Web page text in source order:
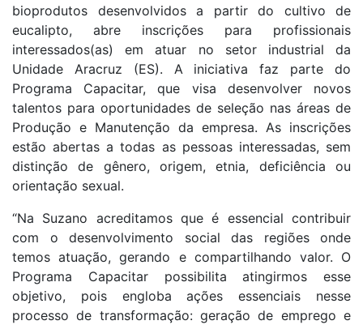
bioprodutos desenvolvidos a partir do cultivo de
eucalipto, abre inscrições para profissionais
interessados(as) em atuar no setor industrial da
Unidade Aracruz (ES). A iniciativa faz parte do
Programa Capacitar, que visa desenvolver novos
talentos para oportunidades de seleção nas áreas de
Produção e Manutenção da empresa. As inscrições
estão abertas a todas as pessoas interessadas, sem
distinção de gênero, origem, etnia, deficiência ou
orientação sexual.
“Na Suzano acreditamos que é essencial contribuir
com o desenvolvimento social das regiões onde
temos atuação, gerando e compartilhando valor. O
Programa Capacitar possibilita atingirmos esse
objetivo, pois engloba ações essenciais nesse
processo de transformação: geração de emprego e